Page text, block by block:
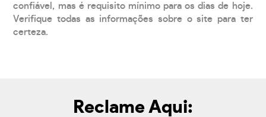
confiável, mas é requisito mínimo para os dias de hoje.
Verifique todas as informações sobre o site para ter
certeza.
Reclame Aqui: